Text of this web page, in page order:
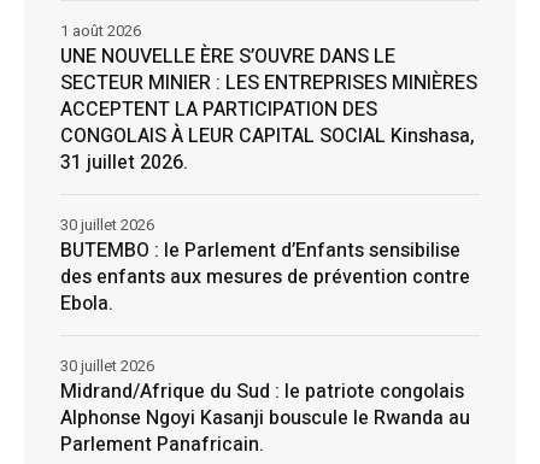
UNE NOUVELLE ÈRE S’OUVRE DANS LE
SECTEUR MINIER : LES ENTREPRISES MINIÈRES
ACCEPTENT LA PARTICIPATION DES
CONGOLAIS À LEUR CAPITAL SOCIAL Kinshasa,
31 juillet 2026.
1 août 2026
BUTEMBO : le Parlement d’Enfants sensibilise
des enfants aux mesures de prévention contre
Ebola.
30 juillet 2026
Midrand/Afrique du Sud : le patriote congolais
Alphonse Ngoyi Kasanji bouscule le Rwanda au
Parlement Panafricain.
30 juillet 2026